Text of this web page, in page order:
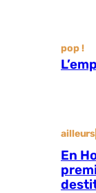
pop !
ailleurs
En